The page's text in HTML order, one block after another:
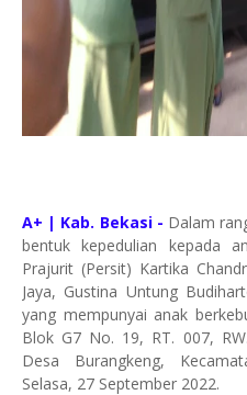
A+ | Kab. Bekasi - Dalam
bentuk kepedulian kepada
Prajurit (Persit) Kartika
Jaya, Gustina Untung
yang mempunyai anak
Blok G7 No. 19, RT. 007,
Desa Burangkeng,
Selasa, 27 September 2022.